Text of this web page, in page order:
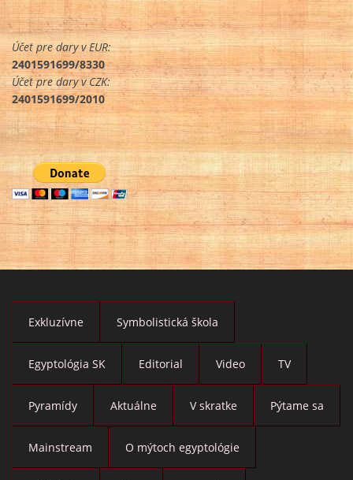
Účet pre dary v EUR:
2401591699/8330
Účet pre dary v CZK:
2401591699/2010
Exkluzívne Symbolistická škola
Egyptológia SK Editorial Video TV
Pyramídy Aktuálne V skratke Pýtame sa
Mainstream O mýtoch egyptológie